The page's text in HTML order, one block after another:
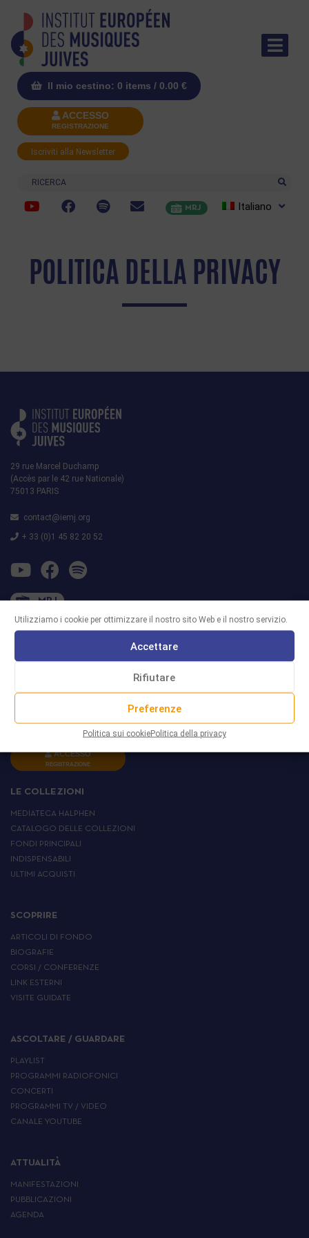
Utilizziamo i cookie per ottimizzare il nostro sito Web e il nostro servizio.
Accettare
Rifiutare
Preferenze
Politica sui cookiePolitica della privacy
Il mio cestino: 0 items / 0.00 €
ACCESSO
REGISTRAZIONE
Iscriviti alla Newsletter
Ricerca
MRJ Italiano
POLITICA DELLA PRIVACY
29 rue Marcel Duchamp
(Accès par le 42 rue Nationale)
75013 PARIS
contact@iemj.org
+ 33 (0)1 45 82 20 52
MRJ
L’IEMJ
SI PARLA DI NOI
ACCESSO
REGISTRAZIONE
LE COLLEZIONI
MEDIATECA HALPHEN
CATALOGO DELLE COLLEZIONI
FONDI PRINCIPALI
INDISPENSABILI
ULTIMI ACQUISTI
SCOPRIRE
ARTICOLI DI FONDO
BIOGRAFIE
CORSI / CONFERENZE
LINK ESTERNI
VISITE GUIDATE
ASCOLTARE / GUARDARE
PLAYLIST
PROGRAMMI RADIOFONICI
CONCERTI
PROGRAMMI TV / VIDEO
CANALE YOUTUBE
ATTUALITÀ
MANIFESTAZIONI
PUBBLICAZIONI
AGENDA